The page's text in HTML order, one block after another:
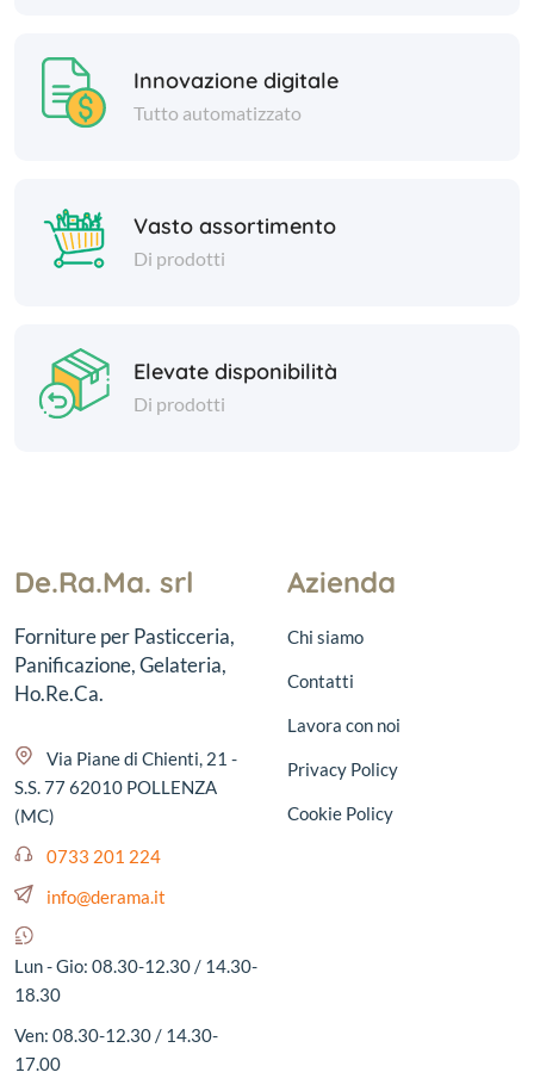
Innovazione digitale
Tutto automatizzato
Vasto assortimento
Di prodotti
Elevate disponibilità
Di prodotti
De.Ra.Ma. srl
Forniture per Pasticceria,
Panificazione, Gelateria,
Ho.Re.Ca.
Via Piane di Chienti, 21 -
S.S. 77 62010 POLLENZA
(MC)
0733 201 224
info@derama.it
Lun - Gio: 08.30-12.30 / 14.30-
18.30
Ven: 08.30-12.30 / 14.30-
17.00
Azienda
Chi siamo
Contatti
Lavora con noi
Privacy Policy
Cookie Policy